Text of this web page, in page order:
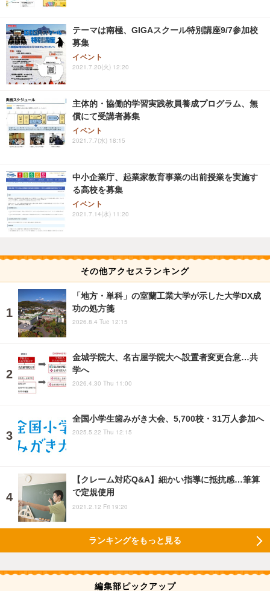
テーマは南極、GIGAスクール特別講座9/7参加校
募集
イベント
2021.7.20(火) 12:20
主体的・協働的学習実践教員養成プログラム、無
償にて受講者募集
イベント
2021.7.7(水) 18:15
中小企業庁、起業家教育事業の出前授業を実施す
る高校を募集
イベント
2021.7.14(水) 11:20
その他アクセスランキング
「地方・単科」の室蘭工業大学が示した大学DX成
功の処方箋
2026.8.4 Tue 12:15
金城学院大、名古屋学院大へ設置者変更合意…共
学へ
2026.4.30 Thu 11:00
全国小学生歯みがき大会、5,700校・31万人参加へ
2025.5.22 Thu 12:15
【クレーム対応Q&A】細かい指導に抵抗感…筆算
で定規使用
2021.2.12 Fri 19:20
ランキングをもっと見る
編集部ピックアップ